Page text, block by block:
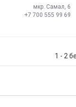
мкр. Самал, 6
+7 700 555 99 69
1 - 2